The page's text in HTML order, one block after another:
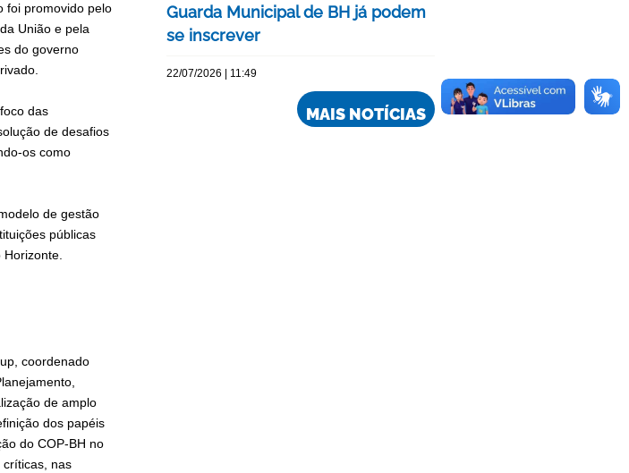
foi promovido pelo
União e pela
do governo
das
de desafios
os como
de gestão
públicas
Horizonte.
coordenado
de amplo
dos papéis
do COP-BH no
críticas, nas
Guarda Municipal de BH já podem
se inscrever
22/07/2026 | 11:49
MAIS NOTÍCIAS